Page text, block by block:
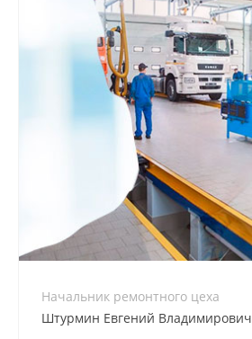
Начальник ремонтного цеха
Штурмин Евгений Владимирович